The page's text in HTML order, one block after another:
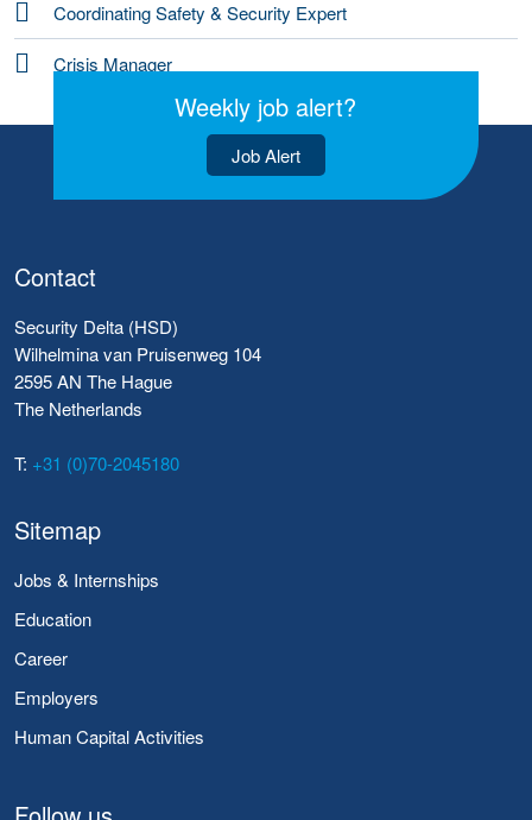
Coordinating Safety & Security Expert
Crisis Manager
Weekly job alert?
Job Alert
Contact
Security Delta (HSD)
Wilhelmina van Pruisenweg 104
2595 AN The Hague
The Netherlands
T: +31 (0)70-2045180
Sitemap
Jobs & Internships
Education
Career
Employers
Human Capital Activities